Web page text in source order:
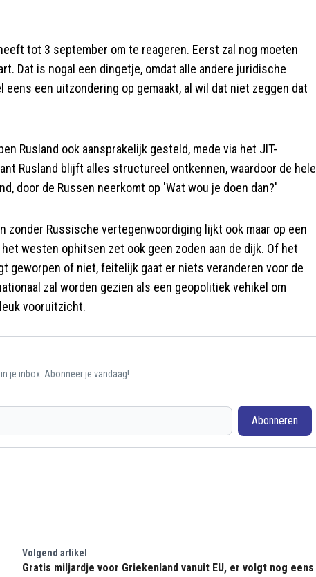
tot 3 september om te reageren. Eerst zal nog moeten
Dat is nogal een dingetje, omdat alle andere juridische
een uitzondering op gemaakt, al wil dat niet zeggen dat
Rusland ook aansprakelijk gesteld, mede via het JIT-
Rusland blijft alles structureel ontkennen, waardoor de hele
door de Russen neerkomt op 'Wat wou je doen dan?'
zonder Russische vertegenwoordiging lijkt ook maar op een
westen ophitsen zet ook geen zoden aan de dijk. Of het
geworpen of niet, feitelijk gaat er niets veranderen voor de
zal worden gezien als een geopolitiek vehikel om
vooruitzicht.
je inbox. Abonneer je vandaag!
Abonneren
Volgend artikel
Gratis miljardje voor Griekenland vanuit EU, er volgt nog eens